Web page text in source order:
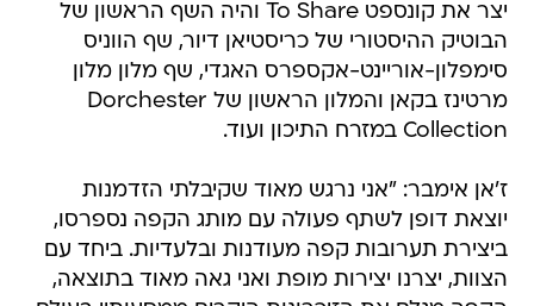
יצר את קונספט To Share והיה השף הראשון של
הבוטיק ההיסטורי של כריסטיאן דיור, שף הווניס
סימפלון-אוריינט-אקספרס האגדי, שף מלון מלון
מרטינז בקאן והמלון הראשון של Dorchester
Collection במזרח התיכון ועוד.
ז'אן אימבר: "אני נרגש מאוד שקיבלתי הזדמנות
יוצאת דופן לשתף פעולה עם מותג הקפה נספרסו,
ביצירת תערובות קפה מעודנות ובלעדיות. ביחד עם
הצוות, יצרנו יצירות מופת ואני גאה מאוד בתוצאה,